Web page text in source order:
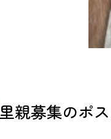
里親募集のポ